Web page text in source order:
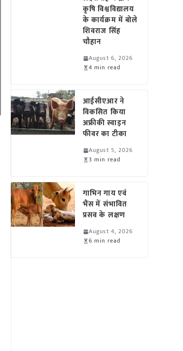
कृषि विश्वविद्यालय
के कार्यक्रम में बोले
शिवराज सिंह
चौहान
August 6, 2026
4 min read
आईसीएआर ने
विकसित किया
अफ्रीकी स्वाइन
फीवर का टीका
August 5, 2026
3 min read
गाभिन गाय एवं
भैंस में संभावित
प्रसव के लक्षण
August 4, 2026
6 min read